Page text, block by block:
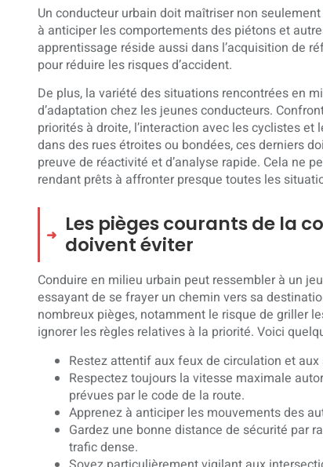
Un conducteur urbain doit maîtriser non
à anticiper les comportements des piétons et
apprentissage réside aussi dans l’acquisition de
pour réduire les risques d’accident.
De plus, la variété des situations rencontrées en
d’adaptation chez les jeunes conducteurs.
priorités à droite, l’interaction avec les cyclistes
dans des rues étroites ou bondées, ces derniers
preuve de réactivité et d’analyse rapide. Cela ne
rendant prêts à affronter presque toutes les
Les pièges courants de la
doivent éviter
Conduire en milieu urbain peut ressembler à un
essayant de se frayer un chemin vers sa
nombreux pièges, notamment le risque de griller
ignorer les règles relatives à la priorité. Voici
Restez attentif aux feux de circulation et
Respectez toujours la vitesse maximale
prévues par le code de la route.
Apprenez à anticiper les mouvements des
Gardez une bonne distance de sécurité par
trafic dense.